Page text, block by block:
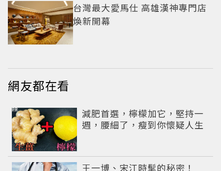
台灣最大愛馬仕 高雄漢神專門店
煥新開幕
網友都在看
減肥首選，檸檬加它，堅持一
週，腰細了，瘦到你懷疑人生
PR
王一博、宋江時髦的秘密！